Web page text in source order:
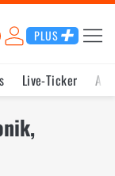
PLUS
Live-Ticker